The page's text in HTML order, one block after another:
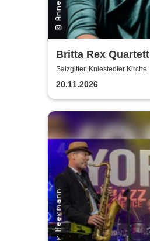
Britta Rex
Witches, Queens
Salzgitter, Kniestedter Kirche
20.11.2026